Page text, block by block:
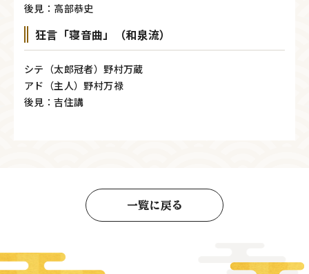
後見：高部恭史
狂言「寝音曲」（和泉流）
シテ（太郎冠者）野村万蔵
アド（主人）野村万禄
後見：吉住講
一覧に戻る